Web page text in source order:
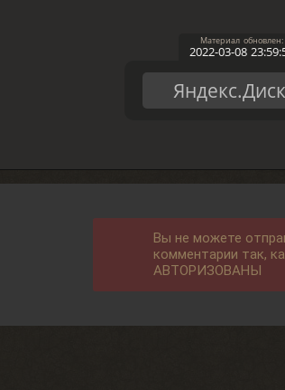
Яндекс.Диск
2022-03-08
Вы не можете
комментарии так,
АВТОРИЗОВАНЫ